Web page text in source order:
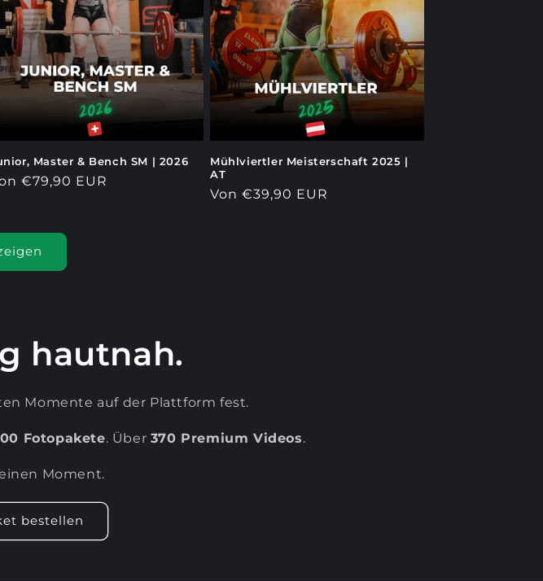
Master & Bench SM | 2026
€79,90 EUR
Mühlviertler Meisterschaft 2025 |
AT
Normaler
Von €39,90 EUR
hautnah.
Momente auf der Plattform fest.
Fotopakete. Über 370 Premium Videos.
Moment.
bestellen